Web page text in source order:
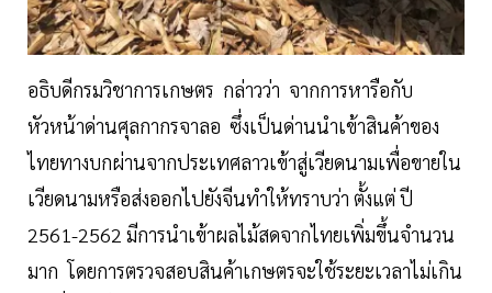
อธิบดีกรมวิชาการเกษตร กล่าวว่า จากการหารือกับ
หัวหน้าด่านศุลกากรจาลอ ซึ่งเป็นด่านนำเข้าสินค้าของ
ไทยทางบกผ่านจากประเทศลาวเข้าสู่เวียดนามเพื่อขายใน
เวียดนามหรือส่งออกไปยังจีนทำให้ทราบว่า ตั้งแต่ ปี
2561-2562 มีการนำเข้าผลไม้สดจากไทยเพิ่มขึ้นจำนวน
มาก โดยการตรวจสอบสินค้าเกษตรจะใช้ระยะเวลาไม่เกิน